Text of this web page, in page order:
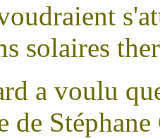
solaires
a voulu
de